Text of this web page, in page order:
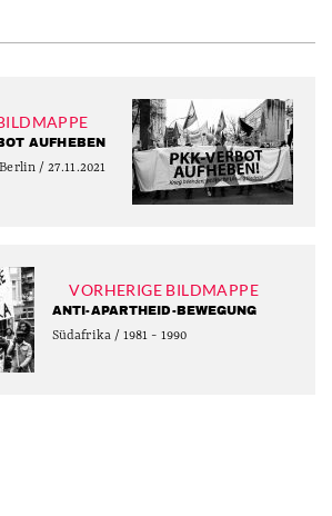
AUFHEBEN
Berlin / 27.11.2021
VORHERIGE BILDMAPPE
ANTI-APARTHEID-BEWEGUNG
Südafrika / 1981 - 1990